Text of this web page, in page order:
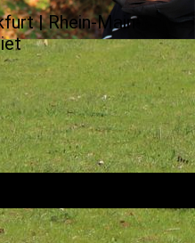
| Rhein-Main-